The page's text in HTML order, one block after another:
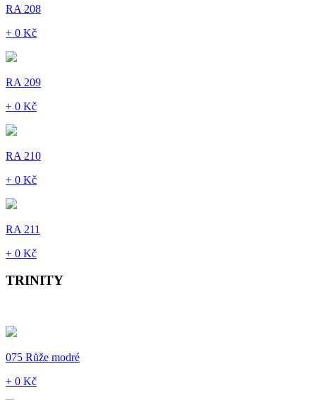
RA 208
+ 0 Kč
RA 209
+ 0 Kč
RA 210
+ 0 Kč
RA 211
+ 0 Kč
TRINITY
075 Růže modré
+ 0 Kč